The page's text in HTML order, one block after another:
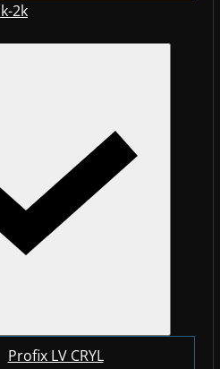
2k
Profix LV CRYL